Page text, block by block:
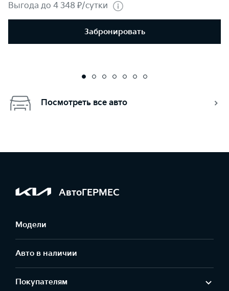
Выгода до 4 348 ₽/сутки
Забронировать
Посмотреть все авто
АвтоГЕРМЕС
Модели
Авто в наличии
Покупателям